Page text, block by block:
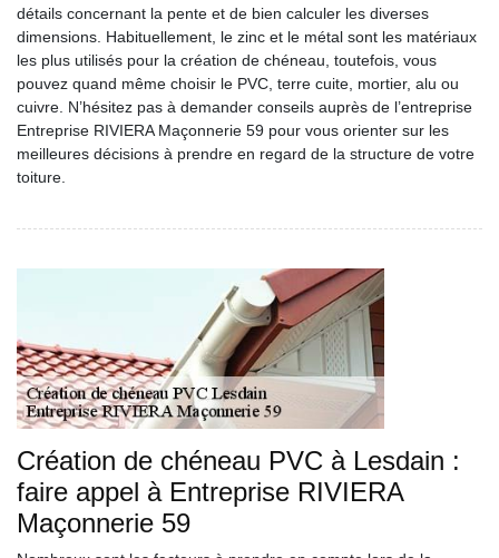
détails concernant la pente et de bien calculer les diverses
dimensions. Habituellement, le zinc et le métal sont les matériaux
les plus utilisés pour la création de chéneau, toutefois, vous
pouvez quand même choisir le PVC, terre cuite, mortier, alu ou
cuivre. N’hésitez pas à demander conseils auprès de l’entreprise
Entreprise RIVIERA Maçonnerie 59 pour vous orienter sur les
meilleures décisions à prendre en regard de la structure de votre
toiture.
Création de chéneau PVC à Lesdain :
faire appel à Entreprise RIVIERA
Maçonnerie 59